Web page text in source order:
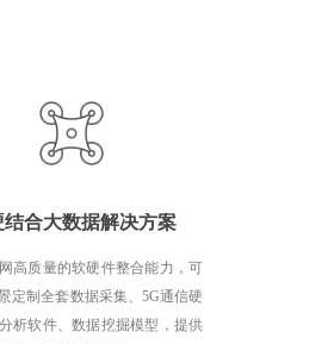
结合大数据解决方案
高质量的软硬件整合能力，可
定制全套数据采集、5G通信硬
析软件、数据挖掘模型，提供